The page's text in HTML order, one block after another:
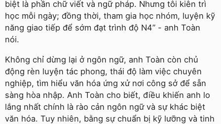
biệt là phần chữ viết và ngữ pháp. Nhưng tôi kiên trì
học mỗi ngày; đồng thời, tham gia học nhóm, luyện kỹ
năng giao tiếp để sớm đạt trình độ N4” - anh Toàn
nói.
Không chỉ dừng lại ở ngôn ngữ, anh Toàn còn chủ
động rèn luyện tác phong, thái độ làm việc chuyên
nghiệp, tìm hiểu văn hóa ứng xử nơi công sở để sẵn
sàng hòa nhập. Anh Toàn cho biết, điều khiến anh lo
lắng nhất chính là rào cản ngôn ngữ và sự khác biệt
văn hóa. Tuy nhiên, bằng sự chuẩn bị kỹ lưỡng và tinh